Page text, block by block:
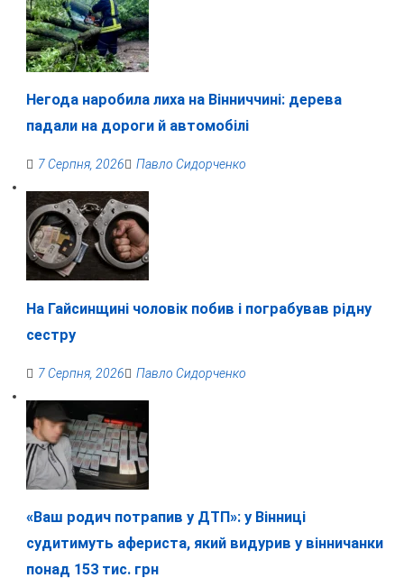
Негода наробила лиха на Вінниччині: дерева
падали на дороги й автомобілі
7 Серпня, 2026 Павло Сидорченко
На Гайсинщині чоловік побив і пограбував рідну
сестру
7 Серпня, 2026 Павло Сидорченко
«Ваш родич потрапив у ДТП»: у Вінниці
судитимуть афериста, який видурив у вінничанки
понад 153 тис. грн